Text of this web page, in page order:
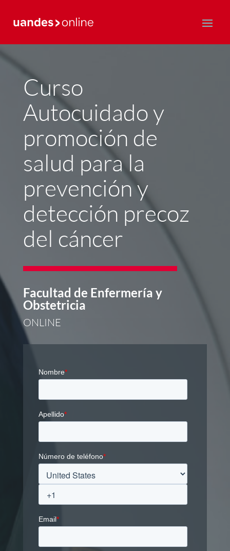
Postgrado y Educación Continua
Curso
Autocuidado y
promoción de
salud para la
prevención y
detección precoz
del cáncer
Facultad de Enfermería y
Obstetricia
ONLINE